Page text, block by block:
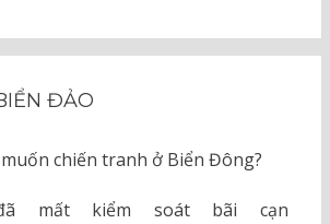
ĐẢO
chiến tranh ở Biển Đông?
đã mất kiểm soát bãi cạn